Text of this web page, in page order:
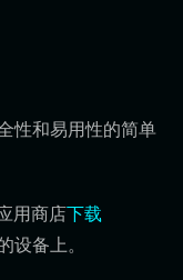
性和易用性的简单
用商店下载
设备上。